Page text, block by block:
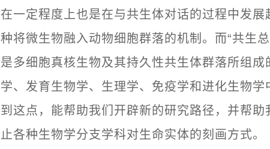
在一定程度上也是在与共生体对话的过程中发
种将微生物融入动物细胞群落的机制。而“共生
是多细胞真核生物及其持久性共生体群落所组成
学、发育生物学、生理学、免疫学和进化生物学
到这点，能帮助我们开辟新的研究路径，并帮助
止各种生物学分支学科对生命实体的刻画方式。